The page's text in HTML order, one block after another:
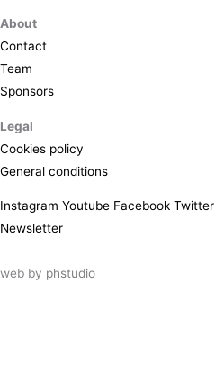
About
Contact
Team
Sponsors
Legal
Cookies policy
General conditions
Instagram Youtube Facebook Twitter
Newsletter
web by phstudio